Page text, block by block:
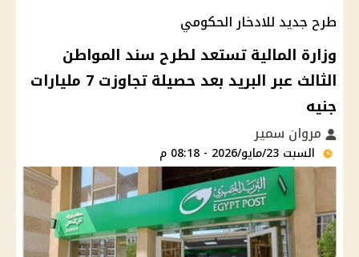
طرح جديد للادخار الحكومي
وزارة المالية تستعد لطرح سند المواطن
الثالث عبر البريد بعد حصيلة تجاوزت 7 مليارات
جنيه
مروان سمير
السبت 23/مايو/2026 - 08:18 م